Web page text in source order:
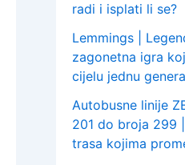
radi i isplati li se?
Lemmings |
zagonetna igra
cijelu jednu
Autobusne linije
201 do broja 299
trasa kojima